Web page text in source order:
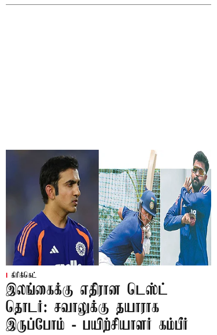
கிரிக்கெட்
இலங்கைக்கு எதிரான டெஸ்ட்
தொடர்: சவாலுக்கு தயாராக
இருப்போம் - பயிற்சியாளர் கம்பீர்